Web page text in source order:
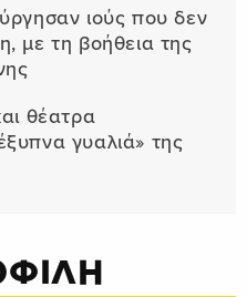
ιούς που δεν
με τη βοήθεια της
θέατρα
γυαλιά» της